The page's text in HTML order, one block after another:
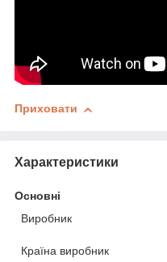
Приховати
Характеристики
Основні
Виробник
Країна виробник